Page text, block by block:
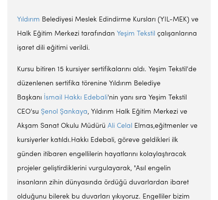
Yıldırım Belediyesi Meslek Edindirme Kursları (YIL-MEK) ve
Halk Eğitim Merkezi tarafından Yeşim Tekstil çalışanlarına
işaret dili eğitimi verildi.
Kursu bitiren 15 kursiyer sertifikalarını aldı. Yeşim Tekstil'de
düzenlenen sertifika törenine Yıldırım Belediye
Başkanı İsmail Hakkı Edebali'nin yanı sıra Yeşim Tekstil
CEO'su Şenol Şankaya, Yıldırım Halk Eğitim Merkezi ve
Akşam Sanat Okulu Müdürü Ali Celal Elmas,eğitmenler ve
kursiyerler katıldı.Hakkı Edebali, göreve geldikleri ilk
günden itibaren engellilerin hayatlarını kolaylaştıracak
projeler geliştirdiklerini vurgulayarak, "Asıl engelin
insanların zihin dünyasında ördüğü duvarlardan ibaret
olduğunu bilerek bu duvarları yıkıyoruz. Engelliler bizim